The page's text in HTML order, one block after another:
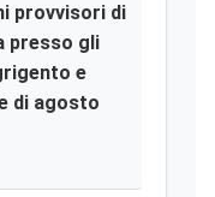
provvisori di
presso gli
e
di agosto